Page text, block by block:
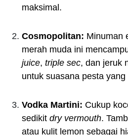
maksimal.
Cosmopolitan: Minuman
merah muda ini
juice, triple sec, dan jeruk
untuk suasana pesta yang
Vodka Martini: Cukup
sedikit dry vermouth.
atau kulit lemon sebagai